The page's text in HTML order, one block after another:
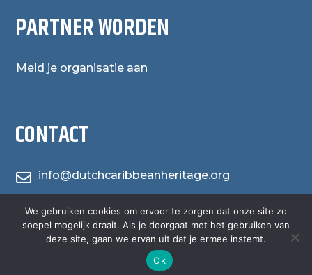
PARTNER WORDEN
Meld je organisatie aan
CONTACT
 info@dutchcaribbeanheritage.org
 herensiaerfgoedheritage
We gebruiken cookies om ervoor te zorgen dat onze site zo
soepel mogelijk draait. Als je doorgaat met het gebruiken van
deze site, gaan we ervan uit dat je ermee instemt.
Ok